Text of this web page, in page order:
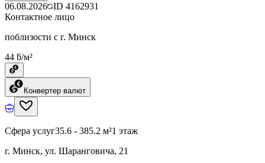
06.08.2026 ID 4162931
Контактное лицо
поблизости с г. Минск
44 ƃ/м²
Конвертер валют
Сфера услуг35.6 - 385.2 м²1 этаж
г. Минск, ул. Шаранговича, 21